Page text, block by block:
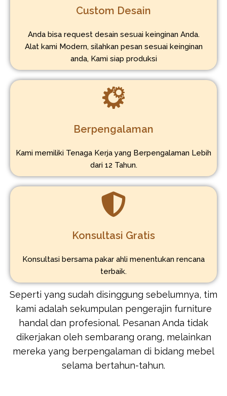
Custom Desain
Anda bisa request desain sesuai keinginan Anda.
Alat kami Modern, silahkan pesan sesuai keinginan
anda, Kami siap produksi
Berpengalaman
Kami memiliki Tenaga Kerja yang Berpengalaman Lebih
dari 12 Tahun.
Konsultasi Gratis
Konsultasi bersama pakar ahli menentukan rencana
terbaik.
Seperti yang sudah disinggung sebelumnya, tim
kami adalah sekumpulan pengerajin furniture
handal dan profesional. Pesanan Anda tidak
dikerjakan oleh sembarang orang, melainkan
mereka yang berpengalaman di bidang mebel
selama bertahun-tahun.